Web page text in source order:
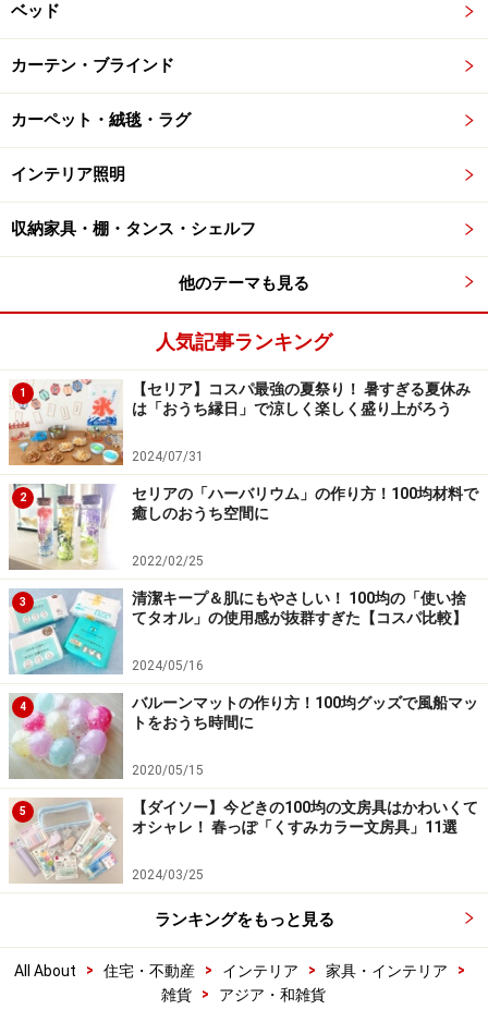
ベッド
カーテン・ブラインド
カーペット・絨毯・ラグ
インテリア照明
収納家具・棚・タンス・シェルフ
他のテーマも見る
人気記事ランキング
1
【セリア】コスパ最強の夏祭り！ 暑すぎる夏休み
は「おうち縁日」で涼しく楽しく盛り上がろう
2024/07/31
2
セリアの「ハーバリウム」の作り方！100均材料で
癒しのおうち空間に
2022/02/25
3
清潔キープ＆肌にもやさしい！ 100均の「使い捨
てタオル」の使用感が抜群すぎた【コスパ比較】
2024/05/16
4
バルーンマットの作り方！100均グッズで風船マッ
トをおうち時間に
2020/05/15
5
【ダイソー】今どきの100均の文房具はかわいくて
オシャレ！ 春っぽ「くすみカラー文房具」11選
2024/03/25
ランキングをもっと見る
All About > 住宅・不動産 > インテリア > 家具・インテリア
>
雑貨
> アジア・和雑貨